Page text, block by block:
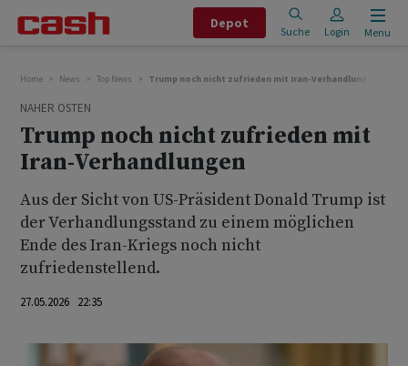
Depot
Suche Login Menu
Home News Top News Trump noch nicht zufrieden mit Iran-Verhandlungen
NAHER OSTEN
Trump noch nicht zufrieden mit
Iran-Verhandlungen
Aus der Sicht von US-Präsident Donald Trump ist
der Verhandlungsstand zu einem möglichen
Ende des Iran-Kriegs noch nicht
zufriedenstellend.
27.05.2026 22:35